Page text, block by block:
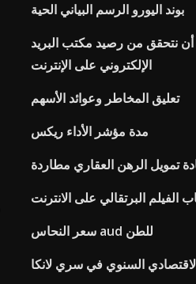
بوند اليورو الرسم البياني الحية
نتحقق من رصيد مكتب البريد
الإلكتروني على الإنترنت
تعليق المخاطر وعوائد الأسهم
مدة مؤشر الأداء ريكس
تمويل الرهن العقاري مطاردة
الفيلم البرتقالي على الانترنت
سعر النحاس aud للطن
السنوي في سري لانكا